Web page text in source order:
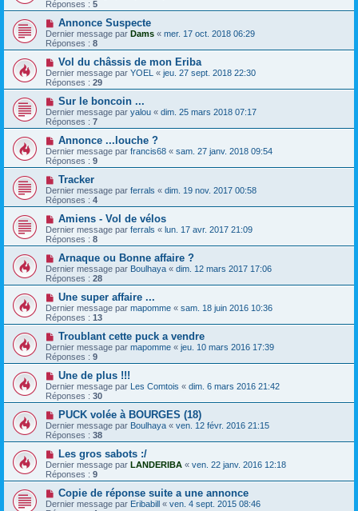
Réponses : 5
Annonce Suspecte
Dernier message par Dams « mer. 17 oct. 2018 06:29
Réponses : 8
Vol du châssis de mon Eriba
Dernier message par YOEL « jeu. 27 sept. 2018 22:30
Réponses : 29
Sur le boncoin ...
Dernier message par yalou « dim. 25 mars 2018 07:17
Réponses : 7
Annonce ...louche ?
Dernier message par francis68 « sam. 27 janv. 2018 09:54
Réponses : 9
Tracker
Dernier message par ferrals « dim. 19 nov. 2017 00:58
Réponses : 4
Amiens - Vol de vélos
Dernier message par ferrals « lun. 17 avr. 2017 21:09
Réponses : 8
Arnaque ou Bonne affaire ?
Dernier message par Boulhaya « dim. 12 mars 2017 17:06
Réponses : 28
Une super affaire ...
Dernier message par mapomme « sam. 18 juin 2016 10:36
Réponses : 13
Troublant cette puck a vendre
Dernier message par mapomme « jeu. 10 mars 2016 17:39
Réponses : 9
Une de plus !!!
Dernier message par Les Comtois « dim. 6 mars 2016 21:42
Réponses : 30
PUCK volée à BOURGES (18)
Dernier message par Boulhaya « ven. 12 févr. 2016 21:15
Réponses : 38
Les gros sabots :/
Dernier message par LANDERIBA « ven. 22 janv. 2016 12:18
Réponses : 9
Copie de réponse suite a une annonce
Dernier message par Eribabill « ven. 4 sept. 2015 08:46